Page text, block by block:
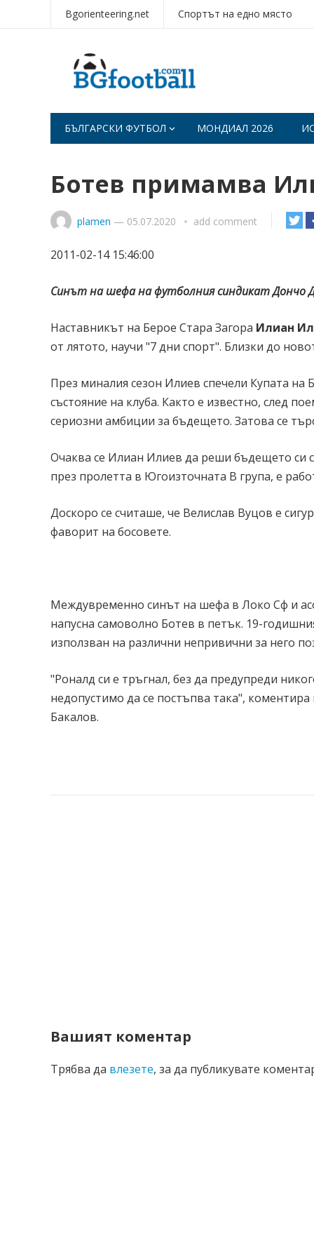
Bgorienteering.net Спортът на едно място
БЪЛГАРСКИ ФУТБОЛ МОНДИАЛ 2026
Ботев примамва
plamen — 05.07.2020 add comment
2011-02-14 15:46:00
Синът на шефа на футболния синдикат Дончо
Наставникът на Берое Стара Загора Илиан
от лятото, научи "7 дни спорт". Близки до
През миналия сезон Илиев спечели Купата
състояние на клуба. Както е известно, след
сериозни амбиции за бъдещето. Затова се
Очаква се Илиан Илиев да реши бъдещето си
през пролетта в Югоизточната В група, е
Доскоро се считаше, че Велислав Вуцов е
фаворит на босовете.
Междувременно синът на шефа в Локо Сф и
напусна самоволно Ботев в петък. 19-
използван на различни непривични за него
"Роналд си е тръгнал, без да предупреди
недопустимо да се постъпва така",
Бакалов.
Вашият коментар
Трябва да влезете, за да публикувате